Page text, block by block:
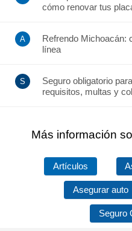
cómo renovar tus
Refrendo Michoacán:
línea
Seguro obligatorio
requisitos, multas y
Más información
Artículos
Asegurar auto
Seguro